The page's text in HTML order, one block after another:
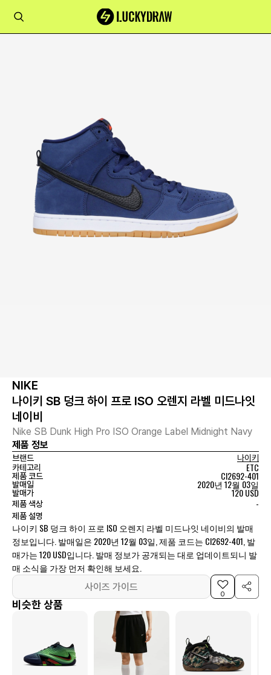
NIKE
나이키 SB 덩크 하이 프로 ISO 오렌지 라벨 미드나잇
네이비
Nike SB Dunk High Pro ISO Orange Label Midnight Navy
제품 정보
브랜드
나이키
카테고리
ETC
제품 코드 CI2692-401
발매일 2020년 12월 03일
발매가 120 USD
제품 색상 -
제품 설명
나이키 SB 덩크 하이 프로 ISO 오렌지 라벨 미드나잇 네이비의 발매
정보입니다. 발매일은 2020년 12월 03일, 제품 코드는 CI2692-401, 발
매가는 120 USD입니다. 발매 정보가 공개되는 대로 업데이트되니 발
매 소식을 가장 먼저 확인해 보세요.
사이즈 가이드
0
비슷한 상품